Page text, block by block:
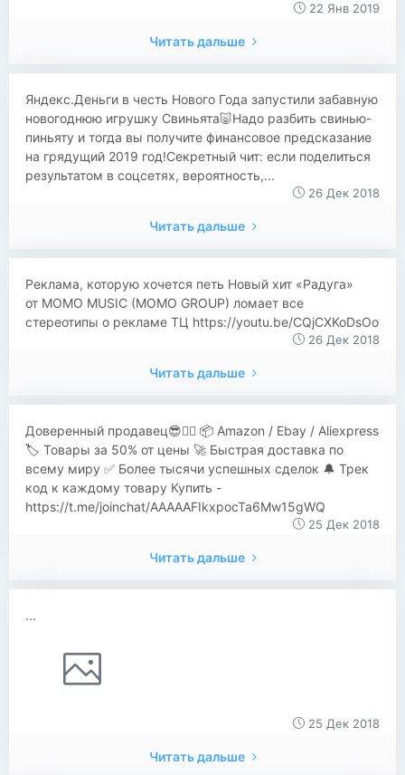
22 Янв 2019
Читать дальше
​​Яндекс.Деньги в честь Нового Года запустили забавную
новогоднюю игрушку Свиньята🐷​ ​​Надо разбить свинью-
пиньяту и тогда вы получите финансовое предсказание
на грядущий 2019 год! ​​Секретный чит: если поделиться
результатом в соцсетях, вероятность,...
26 Дек 2018
Читать дальше
Реклама, которую хочется петь Новый хит «Радуга»
от MOMO MUSIC (MOMO GROUP) ломает все
стереотипы о рекламе ТЦ https://youtu.be/CQjCXKoDsOo
26 Дек 2018
Читать дальше
Доверенный продавец😎👍🏻 📦 Amazon / Ebay / Aliexpress
🏷 Товары за 50% от цены 🚀 Быстрая доставка по
всему миру ✅ Более тысячи успешных сделок 🔔 Трек
код к каждому товару Купить -
https://t.me/joinchat/AAAAAFIkxpocTa6Mw15gWQ
25 Дек 2018
Читать дальше
...
25 Дек 2018
Читать дальше